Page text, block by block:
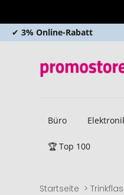
✔ 3% Online-Rabatt
Büro
🏆 Top 100
Startseite